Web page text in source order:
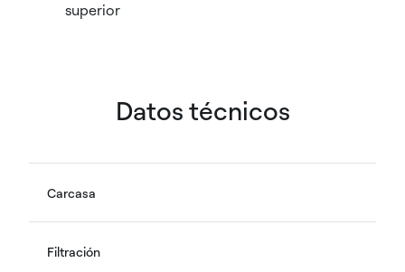
superior
Datos técnicos
Carcasa
Filtración